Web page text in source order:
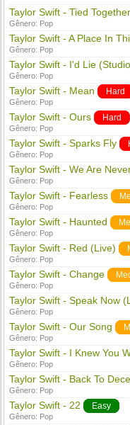
Taylor Swift - Tied
Gênero: Pop
Taylor Swift - A Place In
Gênero: Pop
Taylor Swift - I'd Lie
Gênero: Pop
Taylor Swift - Mean Hard
Gênero: Pop
Taylor Swift - Ours Hard
Gênero: Pop
Taylor Swift - Sparks Fly
Gênero: Pop
Taylor Swift - We Are
Gênero: Pop
Taylor Swift - Fearless
Gênero: Pop
Taylor Swift - Haunted
Gênero: Pop
Taylor Swift - Red (Live)
Gênero: Pop
Taylor Swift - Change
Gênero: Pop
Taylor Swift - Speak Now
Gênero: Pop
Taylor Swift - Our Song
Gênero: Pop
Taylor Swift - I Knew You
Gênero: Pop
Taylor Swift - Back To
Gênero: Pop
Taylor Swift - 22 Easy
Gênero: Pop